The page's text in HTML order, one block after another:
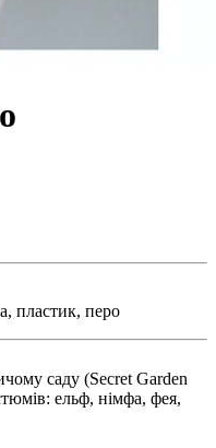
пластик, перо
саду (Secret Garden
ельф, німфа, фея,